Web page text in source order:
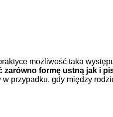
możliwość taka
zarówno formę ustną jak i
przypadku, gdy między